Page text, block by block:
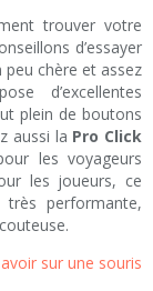
trouver votre
d’essayer
chère et assez
d’excellentes
plein de boutons
aussi la Pro Click
les voyageurs
les joueurs, ce
performante,
sur une souris